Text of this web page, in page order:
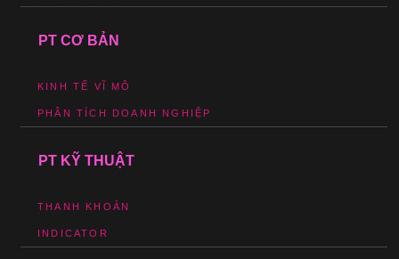
PT CƠ BẢN
KINH TẾ VĨ MÔ
PHÂN TÍCH DOANH NGHIỆP
PT KỸ THUẬT
THANH KHOẢN
INDICATOR